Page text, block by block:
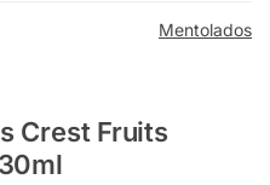
Mentolados
Crest Fruits